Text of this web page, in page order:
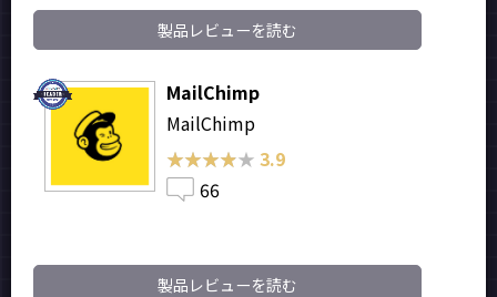
製品レビューを読む
MailChimp
MailChimp
★★★★★
★★★★★ 3.9
66
製品レビューを読む